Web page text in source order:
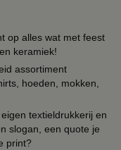
op alles wat met feest
keramiek!
assortiment
hoeden, mokken,
textieldrukkerij en
slogan, een quote je
print?